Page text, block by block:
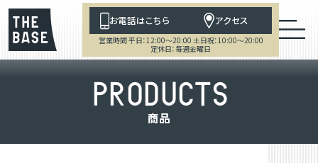
お電話はこちら アクセス
営業時間 平日：12:00～20:00 土日祝：10:00～20:00
定休日：毎週金曜日
PRODUCTS
商品